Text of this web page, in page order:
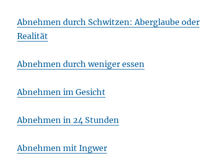
Abnehmen durch Schwitzen: Aberglaube oder
Realität
Abnehmen durch weniger essen
Abnehmen im Gesicht
Abnehmen in 24 Stunden
Abnehmen mit Ingwer